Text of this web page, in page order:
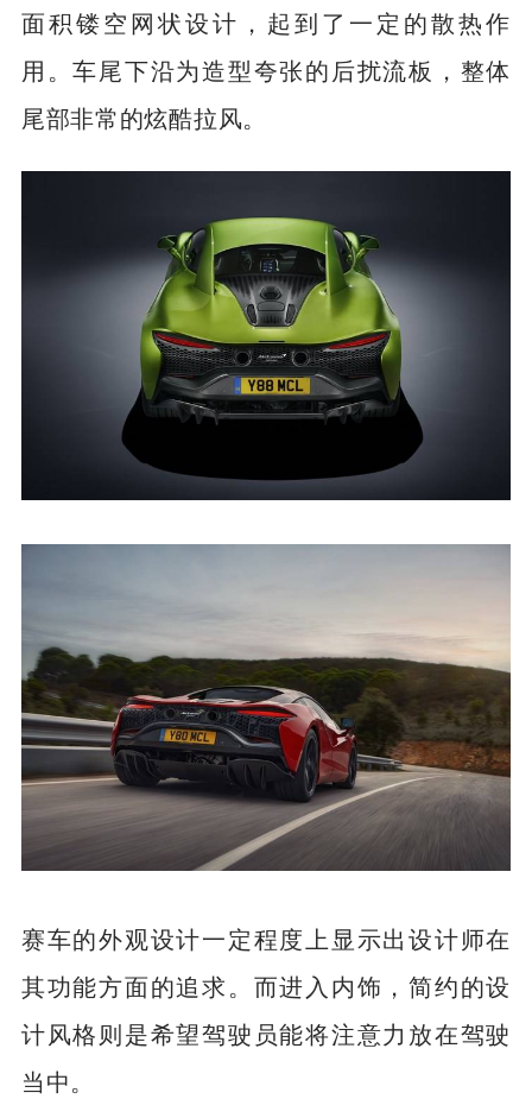
面积镂空网状设计，起到了一定的散热作
用。车尾下沿为造型夸张的后扰流板，整体
尾部非常的炫酷拉风。
赛车的外观设计一定程度上显示出设计师在
其功能方面的追求。而进入内饰，简约的设
计风格则是希望驾驶员能将注意力放在驾驶
当中。